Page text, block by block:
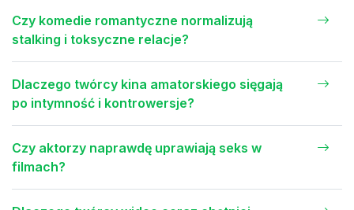
Czy komedie romantyczne normalizują
stalking i toksyczne relacje?
Dlaczego twórcy kina amatorskiego sięgają
po intymność i kontrowersje?
Czy aktorzy naprawdę uprawiają seks w
filmach?